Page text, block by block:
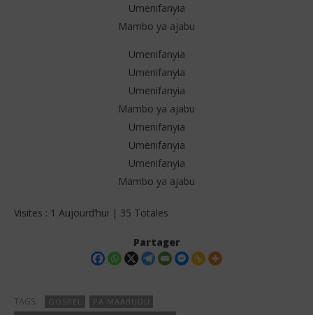
Umenifanyia
Mambo ya ajabu
Umenifanyia
Umenifanyia
Umenifanyia
Mambo ya ajabu
Umenifanyia
Umenifanyia
Umenifanyia
Mambo ya ajabu
Visites : 1 Aujourd’hui | 35 Totales
Partager
TAGS: GOSPEL
PA MAABUDU